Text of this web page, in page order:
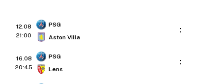
12.08
21:00
PSG
Aston Villa
:
16.08
20:45
PSG
Lens
: